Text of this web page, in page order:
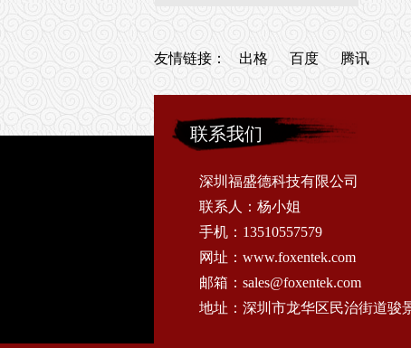
友情链接： 出格 百度 腾讯
联系我们
深圳福盛德科技有限公司
联系人：杨小姐
手机：13510557579
网址：www.foxentek.com
邮箱：sales@foxentek.com
地址：深圳市龙华区民治街道骏